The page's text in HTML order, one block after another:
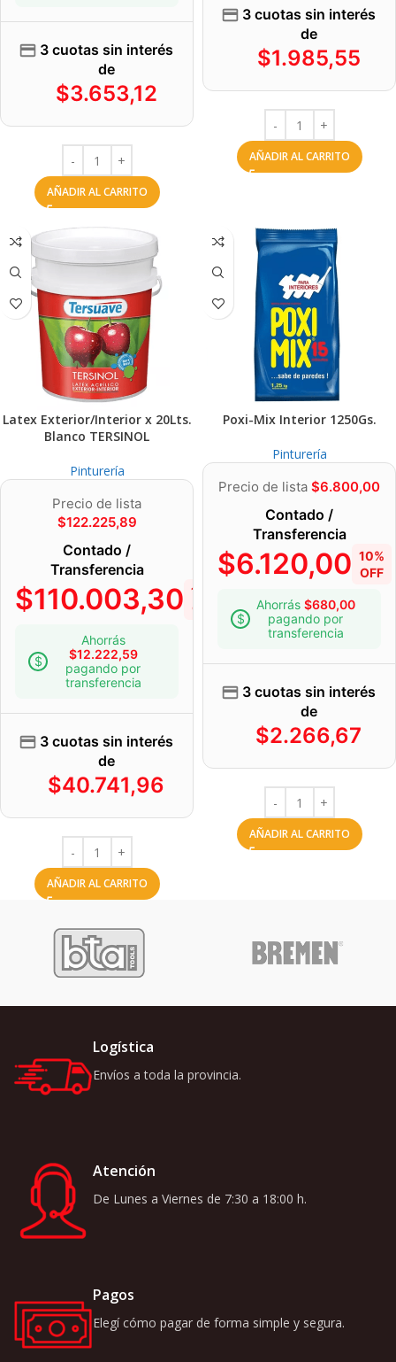
3 cuotas sin interés
de
$3.653,12
AÑADIR AL CARRITO
3 cuotas sin interés
de
$1.985,55
AÑADIR AL CARRITO
Latex Exterior/Interior x 20Lts.
Blanco TERSINOL
Pinturería
Precio de lista
$122.225,89
Contado /
Transferencia
$110.003,30 10%
OFF
Ahorrás
$12.222,59
pagando por
transferencia
3 cuotas sin interés
de
$40.741,96
AÑADIR AL CARRITO
Poxi-Mix Interior 1250Gs.
Pinturería
Precio de lista $6.800,00
Contado /
Transferencia
$6.120,00 10%
OFF
Ahorrás $680,00
pagando por
transferencia
3 cuotas sin interés
de
$2.266,67
AÑADIR AL CARRITO
Logística
Envíos a toda la provincia.
Atención
De Lunes a Viernes de 7:30 a 18:00 h.
Pagos
Elegí cómo pagar de forma simple y segura.